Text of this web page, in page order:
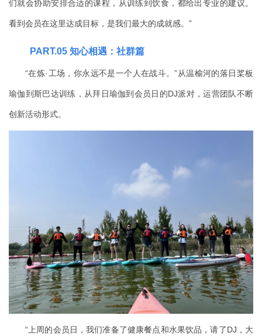
们就会协助安排合适的课程，从训练到饮食，都给出专业的建议。
看到会员在这里达成目标，是我们最大的成就感。”
PART.05 知心相遇：社群篇
“在炼·工场，你永远不是一个人在战斗。”从温榆河的落日桨板
瑜伽到斯巴达训练，从拜日瑜伽到会员日的DJ派对，运营团队不断
创新活动形式。
“上周的会员日，我们准备了健康餐点和水果饮品，请了DJ，大